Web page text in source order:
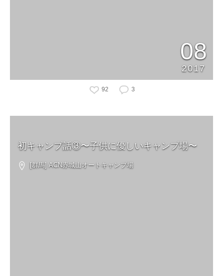
08
2017
92 3
初キャンプ話③〜子供に優しいキャンプ場〜
[群馬] ACN赤城山オートキャンプ場